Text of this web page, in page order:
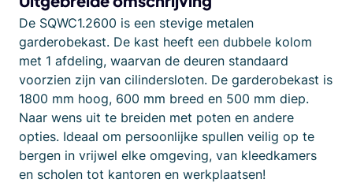
De SQWC1.2600 is een stevige metalen
garderobekast. De kast heeft een dubbele kolom
met 1 afdeling, waarvan de deuren standaard
voorzien zijn van cilindersloten. De garderobekast is
1800 mm hoog, 600 mm breed en 500 mm diep.
Naar wens uit te breiden met poten en andere
opties. Ideaal om persoonlijke spullen veilig op te
bergen in vrijwel elke omgeving, van kleedkamers
en scholen tot kantoren en werkplaatsen!